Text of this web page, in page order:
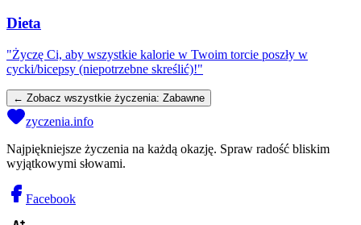
Dieta
"Życzę Ci, aby wszystkie kalorie w Twoim torcie poszły w
cycki/bicepsy (niepotrzebne skreślić)!"
← Zobacz wszystkie życzenia: Zabawne
zyczenia.info
Najpiękniejsze życzenia na każdą okazję. Spraw radość bliskim
wyjątkowymi słowami.
Facebook